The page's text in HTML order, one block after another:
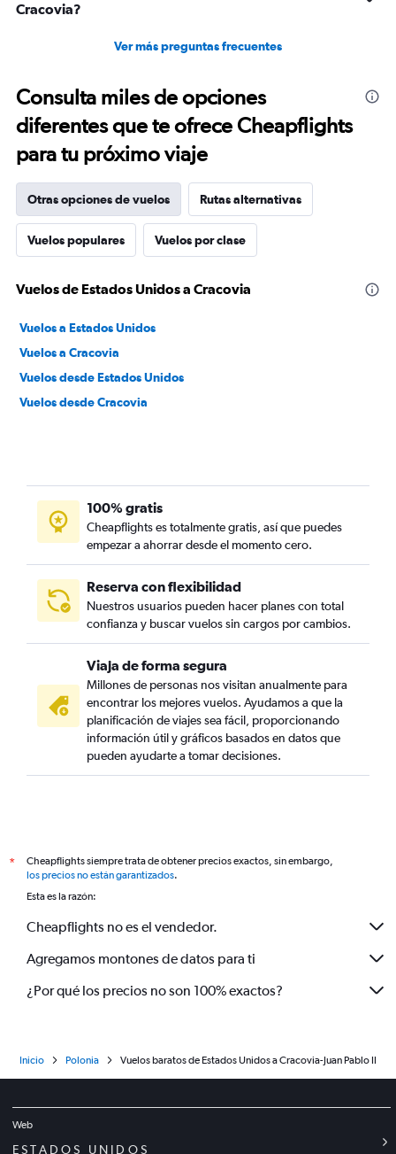
Cracovia?
Ver más preguntas frecuentes
Consulta miles de opciones
diferentes que te ofrece Cheapflights
para tu próximo viaje
Otras opciones de vuelos Rutas alternativas
Vuelos populares Vuelos por clase
Vuelos de Estados Unidos a Cracovia
Vuelos a Estados Unidos
Vuelos a Cracovia
Vuelos desde Estados Unidos
Vuelos desde Cracovia
100% gratis
Cheapflights es totalmente gratis, así que puedes
empezar a ahorrar desde el momento cero.
Reserva con flexibilidad
Nuestros usuarios pueden hacer planes con total
confianza y buscar vuelos sin cargos por cambios.
Viaja de forma segura
Millones de personas nos visitan anualmente para
encontrar los mejores vuelos. Ayudamos a que la
planificación de viajes sea fácil, proporcionando
información útil y gráficos basados en datos que
pueden ayudarte a tomar decisiones.
*
Cheapflights siempre trata de obtener precios exactos, sin embargo,
los precios no están garantizados.
Esta es la razón:
Cheapflights no es el vendedor.
Agregamos montones de datos para ti
¿Por qué los precios no son 100% exactos?
Inicio Polonia Vuelos baratos de Estados Unidos a Cracovia-Juan Pablo II
Web
ESTADOS UNIDOS